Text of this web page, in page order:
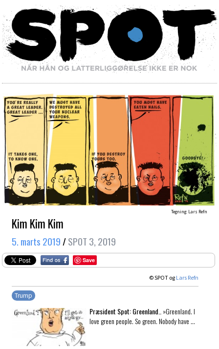
Tegning: Lars Refn
Kim Kim Kim
5. marts 2019 /SPOT 3, 2019
Save
© SPOT og Lars Refn
Trump
Præsident Spot: Greenland.. »Greenland. I
love green people. So green. Nobody have …